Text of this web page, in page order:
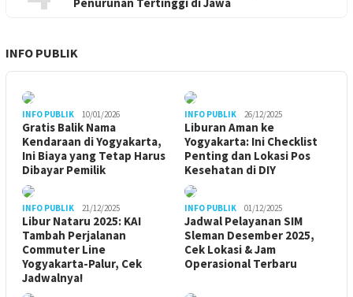
INFO PUBLIK
INFO PUBLIK 10/01/2026
Gratis Balik Nama
Kendaraan di Yogyakarta,
Ini Biaya yang Tetap Harus
Dibayar Pemilik
INFO PUBLIK 26/12/2025
Liburan Aman ke
Yogyakarta: Ini Checklist
Penting dan Lokasi Pos
Kesehatan di DIY
INFO PUBLIK 21/12/2025
Libur Nataru 2025: KAI
Tambah Perjalanan
Commuter Line
Yogyakarta-Palur, Cek
Jadwalnya!
INFO PUBLIK 01/12/2025
Jadwal Pelayanan SIM
Sleman Desember 2025,
Cek Lokasi & Jam
Operasional Terbaru